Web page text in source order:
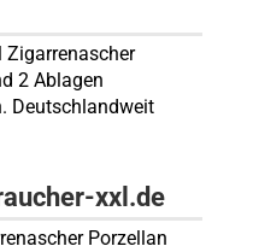
Zigarrenascher
2 Ablagen
Deutschlandweit
xxl.de
Porzellan